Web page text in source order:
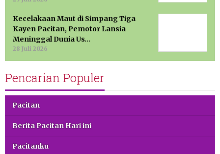
Kecelakaan Maut di Simpang Tiga
Kayen Pacitan, Pemotor Lansia
Meninggal Dunia Us…
28 Juli 2026
Pencarian Populer
Pacitan
Berita Pacitan Hari ini
Pacitanku